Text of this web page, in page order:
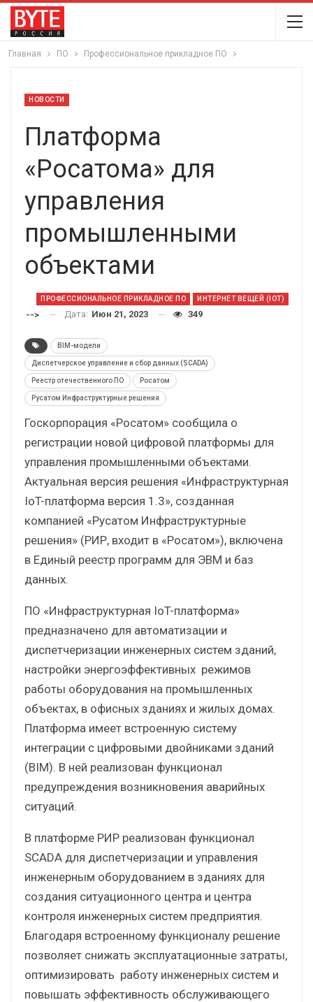
Главная ПО Профессиональное прикладное ПО
НОВОСТИ
Платформа
«Росатома» для
управления
промышленными
объектами
ПРОФЕССИОНАЛЬНОЕ ПРИКЛАДНОЕ ПО ИНТЕРНЕТ ВЕЩЕЙ (IOT)
--> Дата: Июн 21, 2023 349
BIM-модели
Диспетчерское управление и сбор данных (SCADA)
Реестр отечественного ПО Росатом
Русатом Инфраструктурные решения
Госкорпорация «Росатом» сообщила о
регистрации новой цифровой платформы для
управления промышленными объектами.
Актуальная версия решения «Инфраструктурная
IoT-платформа версия 1.3», созданная
компанией «Русатом Инфраструктурные
решения» (РИР, входит в «Росатом»), включена
в Единый реестр программ для ЭВМ и баз
данных.
ПО «Инфраструктурная IoT-платформа»
предназначено для автоматизации и
диспетчеризации инженерных систем зданий,
настройки энергоэффективных режимов
работы оборудования на промышленных
объектах, в офисных зданиях и жилых домах.
Платформа имеет встроенную систему
интеграции с цифровыми двойниками зданий
(BIM). В ней реализован функционал
предупреждения возникновения аварийных
ситуаций.
В платформе РИР реализован функционал
SCADA для диспетчеризации и управления
инженерным оборудованием в зданиях для
создания ситуационного центра и центра
контроля инженерных систем предприятия.
Благодаря встроенному функционалу решение
позволяет снижать эксплуатационные затраты,
оптимизировать работу инженерных систем и
повышать эффективность обслуживающего